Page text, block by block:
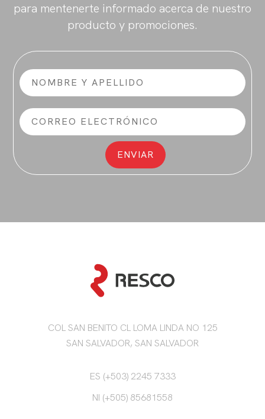
para mentenerte informado acerca de nuestro
producto y promociones.
COL SAN BENITO CL LOMA LINDA NO 125
SAN SALVADOR, SAN SALVADOR
ES (+503) 2245 7333
NI (+505) 85681558